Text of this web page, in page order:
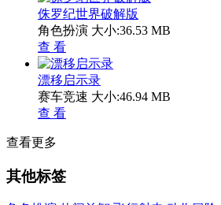
侏罗纪世界破解版
角色扮演 大小:36.53 MB
查 看
漂移启示录
赛车竞速 大小:46.94 MB
查 看
查看更多
其他标签